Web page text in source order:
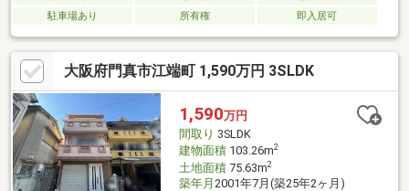
駐車場あり
所有権 即入居可
大阪府門真市江端町 1,590万円 3SLDK
1,590万円
間取り 3SLDK
建物面積103.26m2
土地面積75.63m2
築年月 2001年7月(築25年2ヶ月)